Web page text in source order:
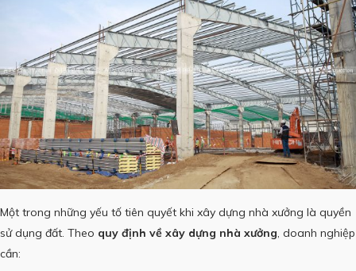
Một trong những yếu tố tiên quyết khi xây dựng nhà xưởng là quyền
sử dụng đất. Theo quy định về xây dựng nhà xưởng , doanh nghiệp
cần: